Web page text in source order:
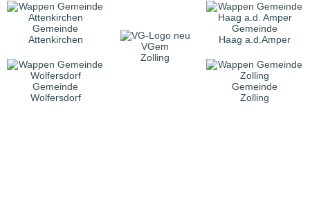
Gemeinde
Attenkirchen
VGem
Zolling
Gemeinde
Haag a.d.Amper
Gemeinde
Wolfersdorf
Gemeinde
Zolling